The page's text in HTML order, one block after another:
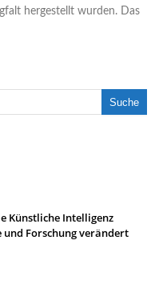
hergestellt wurden. Das
Künstliche Intelligenz
und Forschung verändert